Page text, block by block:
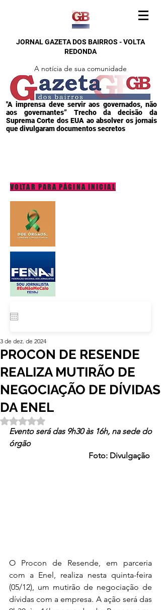
JORNAL GAZETA DOS BAIRROS - VOLTA
REDONDA
A notícia de sua comunidade
"A imprensa deve servir aos governados, não
aos governantes” Trecho da decisão da
Suprema Corte dos EUA ao absolver os jornais
que divulgaram documentos secretos
VOLTAR PARA PÁGINA INICIAL
PROCON DE RESENDE
REALIZA MUTIRÃO DE
NEGOCIAÇÃO DE DÍVIDAS
DA ENEL
3 de dez. de 2024
Avaliado com NaN de 5 estrelas.
Evento será das 9h30 às 16h, na sede do
órgão
Foto: Divulgação
O Procon de Resende, em parceria
com a Enel, realiza nesta quinta-feira
(05/12), um mutirão de negociação de
dívidas com a empresa. A ação será das